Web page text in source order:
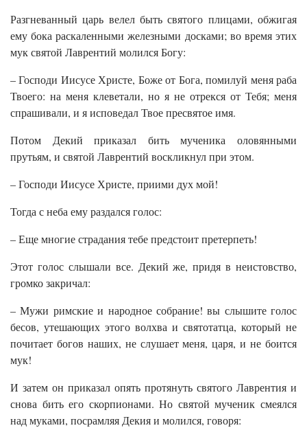
Разгневанный царь велел быть святого плицами, обжигая
ему бока раскаленными железными досками; во время этих
мук святой Лаврентий молился Богу:
– Господи Иисусе Христе, Боже от Бога, помилуй меня раба
Твоего: на меня клеветали, но я не отрекся от Тебя; меня
спрашивали, и я исповедал Твое пресвятое имя.
Потом Декий приказал бить мученика оловянными
прутьям, и святой Лаврентий воскликнул при этом.
– Господи Иисусе Христе, приими дух мой!
Тогда с неба ему раздался голос:
– Еще многие страдания тебе предстоит претерпеть!
Этот голос слышали все. Декий же, придя в неистовство,
громко закричал:
– Мужи римские и народное собрание! вы слышите голос
бесов, утешающих этого волхва и святотатца, который не
почитает богов наших, не слушает меня, царя, и не боится
мук!
И затем он приказал опять протянуть святого Лаврентия и
снова бить его скорпионами. Но святой мученик смеялся
над муками, посрамляя Декия и молился, говоря: